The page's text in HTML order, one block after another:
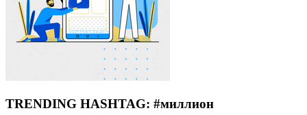
TRENDING HASHTAG: #миллион